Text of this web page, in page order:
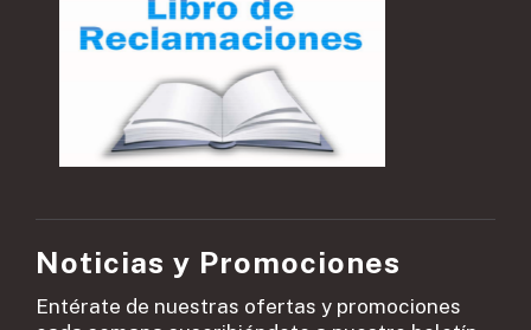
Noticias y Promociones
Entérate de nuestras ofertas y promociones